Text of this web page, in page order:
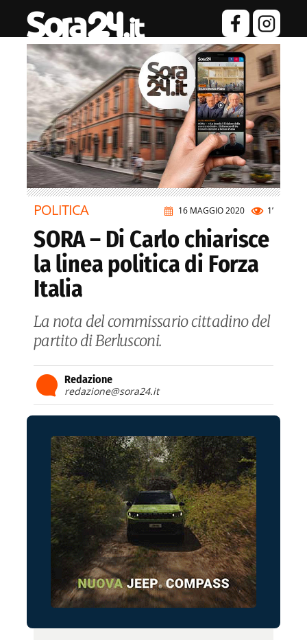
16 MAGGIO 2020 1’
POLITICA
SORA – Di Carlo chiarisce
la linea politica di Forza
Italia
La nota del commissario cittadino del
partito di Berlusconi.
Redazione
redazione@sora24.it